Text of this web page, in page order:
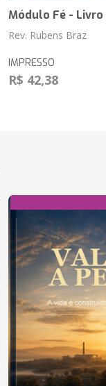
Módulo Fé -
Rev. Rubens Braz
IMPRESSO
R$ 42,38